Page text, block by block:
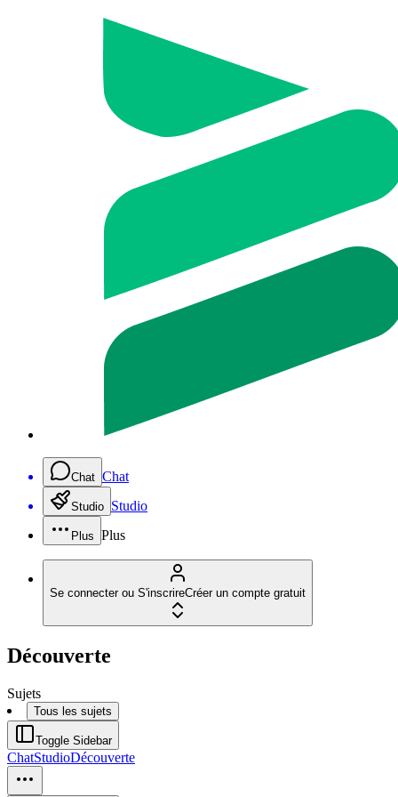
Chat Chat
Studio Studio
Plus Plus
Se connecter ou S'inscrireCréer un compte gratuit
Découverte
Sujets
Tous les sujets
Toggle Sidebar
ChatStudioDécouverte